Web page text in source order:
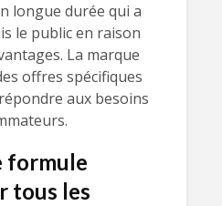
longue durée qui a
le public en raison
La marque
offres spécifiques
aux besoins
formule
tous les